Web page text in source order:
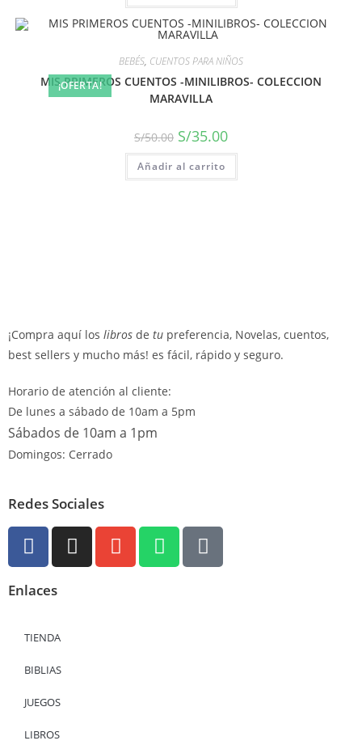
¡OFERTA!
BEBÉS, CUENTOS PARA NIÑOS
MIS PRIMEROS CUENTOS -MINILIBROS- COLECCION
MARAVILLA
S/50.00 S/35.00
Añadir al carrito
¡Compra aquí los libros de tu preferencia, Novelas, cuentos,
best sellers y mucho más! es fácil, rápido y seguro.
Horario de atención al cliente:
De lunes a sábado de 10am a 5pm
Sábados de 10am a 1pm
Domingos: Cerrado
Redes Sociales
Enlaces
TIENDA
BIBLIAS
JUEGOS
LIBROS